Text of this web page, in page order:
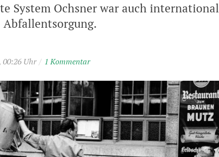
System Ochsner war auch international
00:26 Uhr / 1 Kommentar